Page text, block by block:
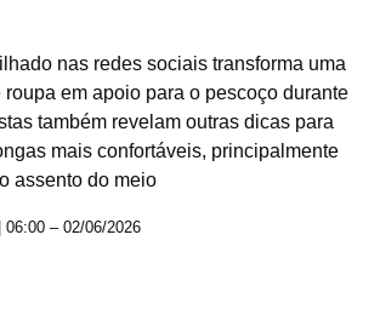
nas redes sociais transforma uma
em apoio para o pescoço durante
também revelam outras dicas para
mais confortáveis, principalmente
assento do meio
– 02/06/2026